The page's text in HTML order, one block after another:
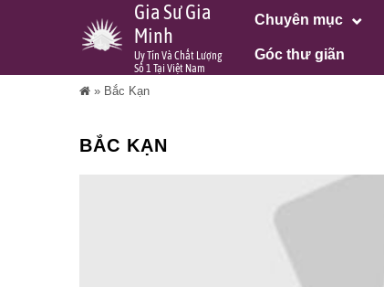
Gia Sư Gia
Minh
Uy Tín Và Chất Lượng
Số 1 Tại Việt Nam
Chuyên mục
Góc thư giãn
» Bắc Kạn
BẮC KẠN